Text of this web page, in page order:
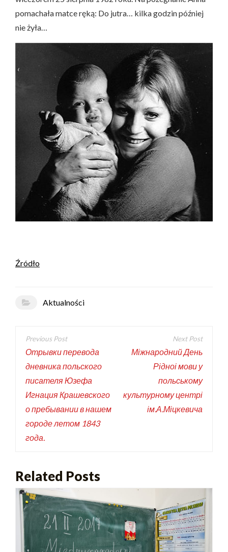
pomachała matce ręką: Do jutra… kilka godzin później
nie żyła…
Źródło
Aktualności
Отрывки перевода
дневника польского
писателя Юзефа
Игнация Крашевского
о пребывании в нашем
городе летом 1843
года.
Міжнародний День
Рідноі мови у
польському
культурному центрі
ім.А.Міцкевича
Related Posts